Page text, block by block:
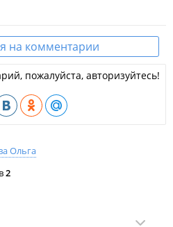
на комментарии
пожалуйста, авторизуйтесь!
Ольга
2